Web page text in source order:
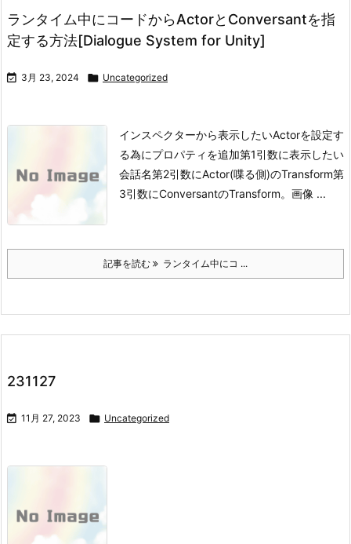
ランタイム中にコードからActorとConversantを指
定する方法[Dialogue System for Unity]
 3月 23, 2024  Uncategorized
インスペクターから表示したいActorを設定す
る為にプロパティを追加第1引数に表示したい
会話名第2引数にActor(喋る側)のTransform第
3引数にConversantのTransform。画像 ...
記事を読む ランタイム中にコ ...
231127
 11月 27, 2023  Uncategorized